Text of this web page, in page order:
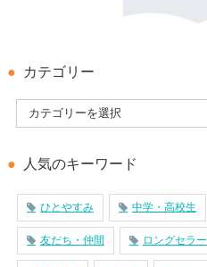
カテゴリー
人気のキーワード
ひとやすみ 中学・高校生
友だち・仲間 ロングセラー